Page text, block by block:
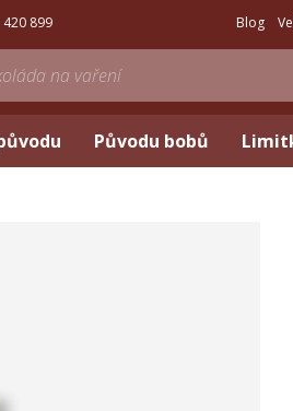
899 Blog
Původu bobů